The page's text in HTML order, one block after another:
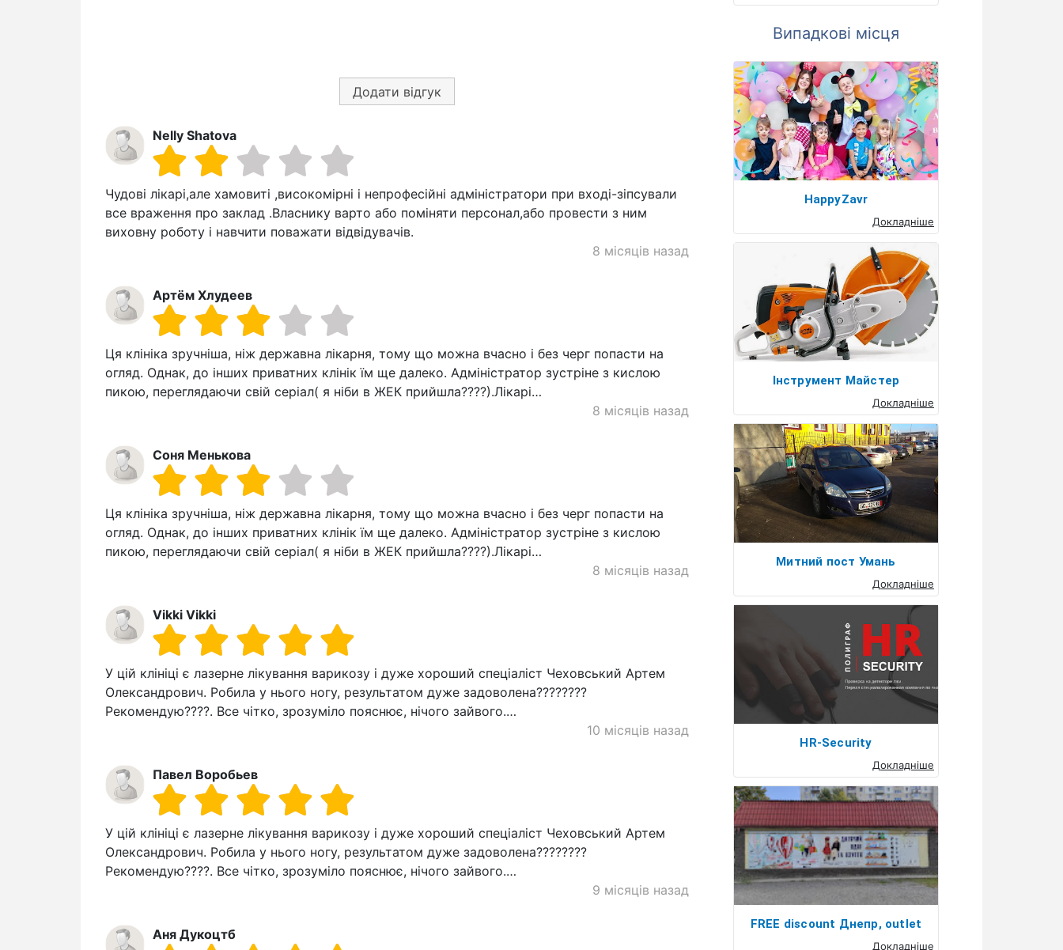
Додати відгук
Nelly Shatova
Чудові лікарі,але хамовиті ,високомірні і непрофесійні адміністратори при вході-зіпсували
все враження про заклад .Власнику варто або поміняти персонал,або провести з ним
виховну роботу і навчити поважати відвідувачів.
8 місяців назад
Артём Хлудеев
Ця клініка зручніша, ніж державна лікарня, тому що можна вчасно і без черг попасти на
огляд. Однак, до інших приватних клінік їм ще далеко. Адміністратор зустріне з кислою
пикою, переглядаючи свій серіал( я ніби в ЖЕК прийшла????).Лікарі…
8 місяців назад
Соня Менькова
Ця клініка зручніша, ніж державна лікарня, тому що можна вчасно і без черг попасти на
огляд. Однак, до інших приватних клінік їм ще далеко. Адміністратор зустріне з кислою
пикою, переглядаючи свій серіал( я ніби в ЖЕК прийшла????).Лікарі…
8 місяців назад
Vikki Vikki
У цій клініці є лазерне лікування варикозу і дуже хороший спеціаліст Чеховський Артем
Олександрович. Робила у нього ногу, результатом дуже задоволена????????
Рекомендую????. Все чітко, зрозуміло пояснює, нічого зайвого.…
10 місяців назад
Павел Воробьев
У цій клініці є лазерне лікування варикозу і дуже хороший спеціаліст Чеховський Артем
Олександрович. Робила у нього ногу, результатом дуже задоволена????????
Рекомендую????. Все чітко, зрозуміло пояснює, нічого зайвого.…
9 місяців назад
Аня Дукоцтб
Випадкові місця
HappyZavr
Докладніше
Інструмент Майстер
Докладніше
Митний пост Умань
Докладніше
HR-Security
Докладніше
FREE discount Днепр, outlet
Докладніше